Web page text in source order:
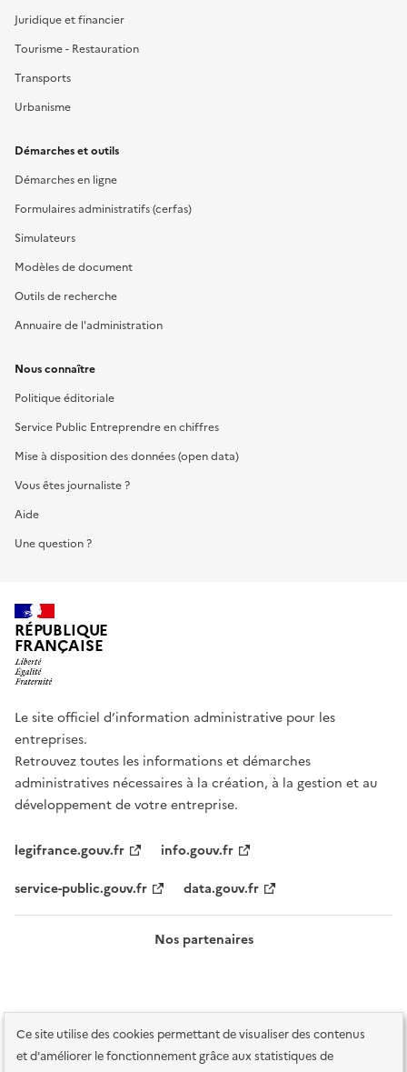
Ce site utilise des cookies permettant de visualiser des contenus
et d'améliorer le fonctionnement grâce aux statistiques de
Juridique et financier
Tourisme - Restauration
Transports
Urbanisme
Démarches et outils
Démarches en ligne
Formulaires administratifs (cerfas)
Simulateurs
Modèles de document
Outils de recherche
Annuaire de l'administration
Nous connaître
Politique éditoriale
Service Public Entreprendre en chiffres
Mise à disposition des données (open data)
Vous êtes journaliste ?
Aide
Une question ?
RÉPUBLIQUE
FRANÇAISE
Le site officiel d’information administrative pour les
entreprises.
Retrouvez toutes les informations et démarches
administratives nécessaires à la création, à la gestion et au
développement de votre entreprise.
legifrance.gouv.fr
info.gouv.fr
service-public.gouv.fr
data.gouv.fr
Nos partenaires